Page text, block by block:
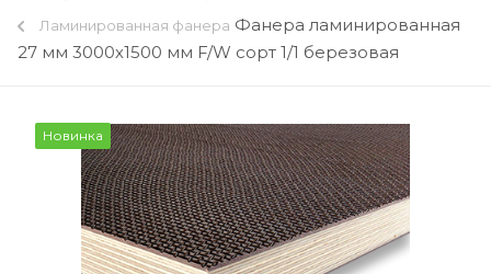
Ламинированная фанера Фанера ламинированная
27 мм 3000х1500 мм F/W сорт 1/1 березовая
Новинка